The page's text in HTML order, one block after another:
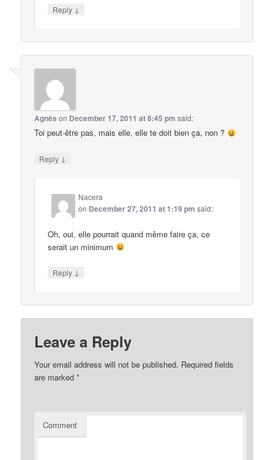
Reply ↓
Agnès on December 17, 2011 at 8:45 pm said:
Toi peut-être pas, mais elle, elle te doit bien ça, non ?
Reply ↓
Nacera
on December 27, 2011 at 1:19 pm said:
Oh, oui, elle pourrait quand même faire ça, ce
serait un minimum
Reply ↓
Leave a Reply
Your email address will not be published. Required fields
are marked*
Comment